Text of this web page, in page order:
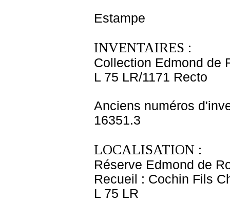
Estampe
INVENTAIRES :
Collection Edmond de
L 75 LR/1171 Recto
Anciens numéros
16351.3
LOCALISATION :
Réserve Edmond de
Recueil : Cochin Fils
L 75 LR